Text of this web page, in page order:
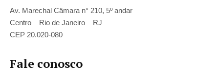
Av. Marechal Câmara n° 210, 5º andar
Centro – Rio de Janeiro – RJ
CEP 20.020-080
Fale conosco